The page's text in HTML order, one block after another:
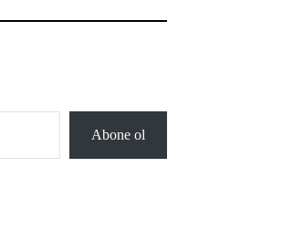
Abone ol